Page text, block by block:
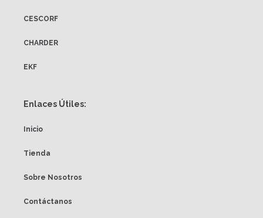
CESCORF
CHARDER
EKF
Enlaces Útiles:
Inicio
Tienda
Sobre Nosotros
Contáctanos